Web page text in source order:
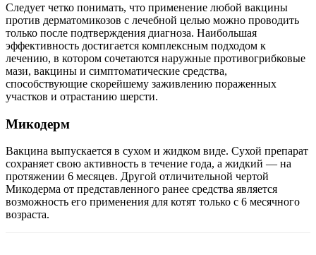
Следует четко понимать, что применение любой вакцины
против дерматомикозов с лечебной целью можно проводить
только после подтверждения диагноза. Наибольшая
эффективность достигается комплексным подходом к
лечению, в котором сочетаются наружные противогрибковые
мази, вакцины и симптоматические средства,
способствующие скорейшему заживлению пораженных
участков и отрастанию шерсти.
Микодерм
Вакцина выпускается в сухом и жидком виде. Сухой препарат
сохраняет свою активность в течение года, а жидкий — на
протяжении 6 месяцев. Другой отличительной чертой
Микодерма от представленного ранее средства является
возможность его применения для котят только с 6 месячного
возраста.